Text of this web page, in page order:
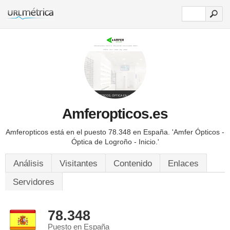
Amferopticos.es
Amferopticos está en el puesto 78.348 en España. 'Amfer Ópticos -
Óptica de Logroño - Inicio.'
Análisis Visitantes Contenido
Enlaces
Servidores
78.348
Puesto en España